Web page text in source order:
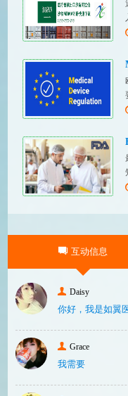
互动信息
Daisy
你好，我是如翼
Grace
我需要